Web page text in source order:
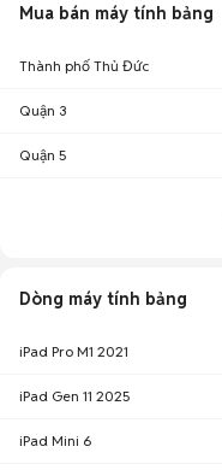
Mua bán máy tính bảng
Thành phố Thủ Đức
Quận 3
Quận 5
Dòng máy tính bảng
iPad Pro M1 2021
iPad Gen 11 2025
iPad Mini 6